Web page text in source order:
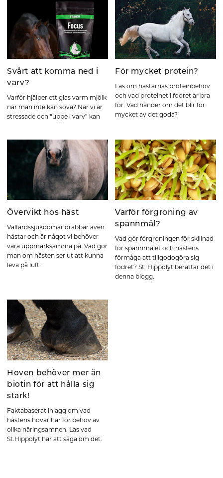
Svårt att komma ned i
varv?
Varför hjälper ett glas varm mjölk
när man inte kan sova? När vi är
stressade och “uppe i varv” kan
För mycket protein?
Läs om hästarnas proteinbehov
och vad proteinet i fodret är bra
för. Vad händer om det blir för
mycket av det goda?
Övervikt hos häst
Välfärdssjukdomar drabbar även
hästar och är något vi behöver
vara uppmärksamma på. Vad gör
man om hästen ser ut att kunna
leva på luft.
Varför förgroning av
spannmål?
Vad gör förgroningen för skillnad
för spannmålet och hästens
förmåga att tillgodogöra sig
fodret? St. Hippolyt berättar det i
denna blogg.
Hoven behöver mer än
biotin för att hålla sig
stark!
Faktabaserat inlägg om vad
hästens hovar har för behov av
olika näringsämnen. Läs vad
St.Hippolyt har att säga om det.